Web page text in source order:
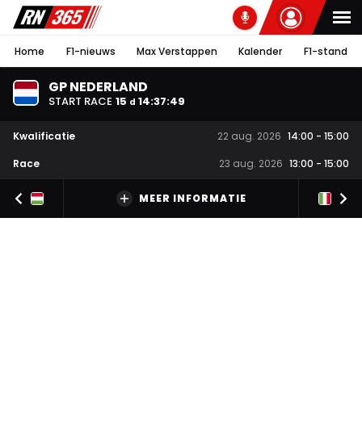
Home F1-nieuws Max Verstappen Kalender F1-stand
GP NEDERLAND
START RACE 15 d 14:37:48
Kwalificatie 22 aug. 2026 14:00 - 15:00
Race
23 aug. 2026 13:00 - 15:00
MEER INFORMATIE